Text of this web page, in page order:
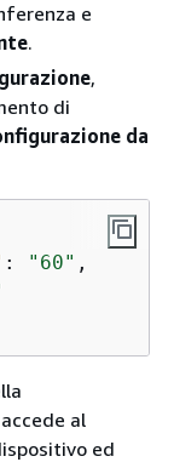
e
.
,
di
da
: "60" ,
al
ed